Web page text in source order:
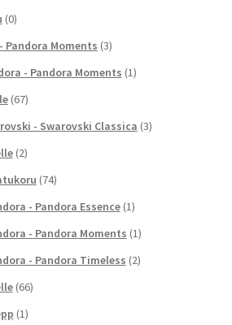
(0)
Pandora Moments (3)
- Pandora Moments (1)
(67)
- Swarovski Classica (3)
(2)
(74)
- Pandora Essence (1)
- Pandora Moments (1)
- Pandora Timeless (2)
(66)
(1)